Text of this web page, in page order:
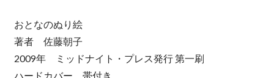
おとなのぬり絵
著者 佐藤朝子
2009年 ミッドナイト・プレス発行 第一刷
ハードカバー 帯付き